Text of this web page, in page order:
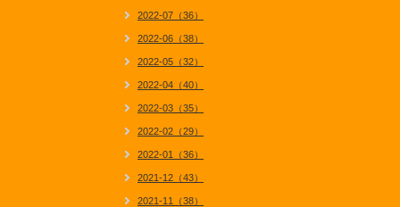
2022-07（36）
2022-06（38）
2022-05（32）
2022-04（40）
2022-03（35）
2022-02（29）
2022-01（36）
2021-12（43）
2021-11（38）